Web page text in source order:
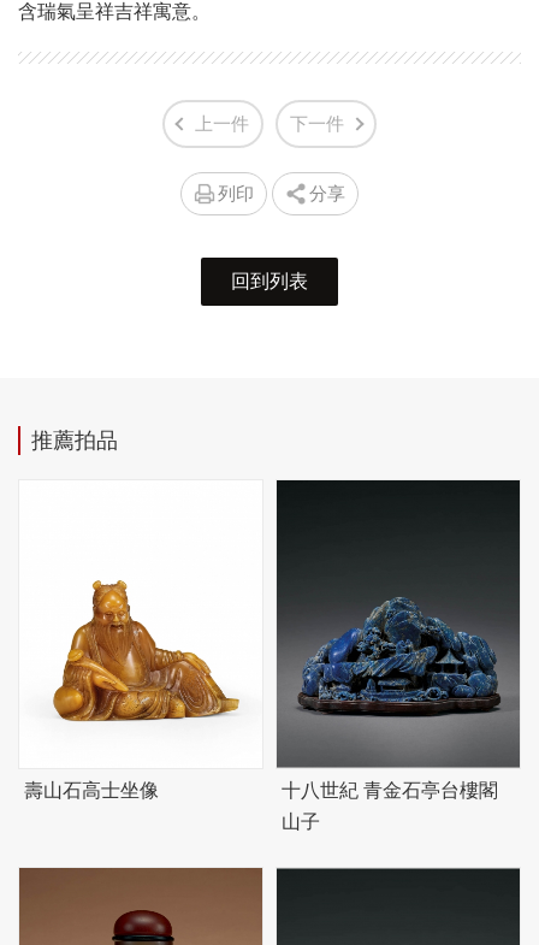
含瑞氣呈祥吉祥寓意。
上一件 下一件
列印 分享
回到列表
推薦拍品
壽山石高士坐像
十八世紀 青金石亭台樓閣
山子